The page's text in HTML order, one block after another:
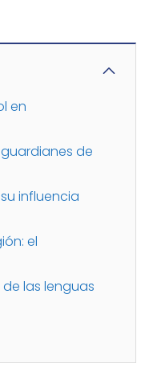
en
de
influencia
el
las lenguas